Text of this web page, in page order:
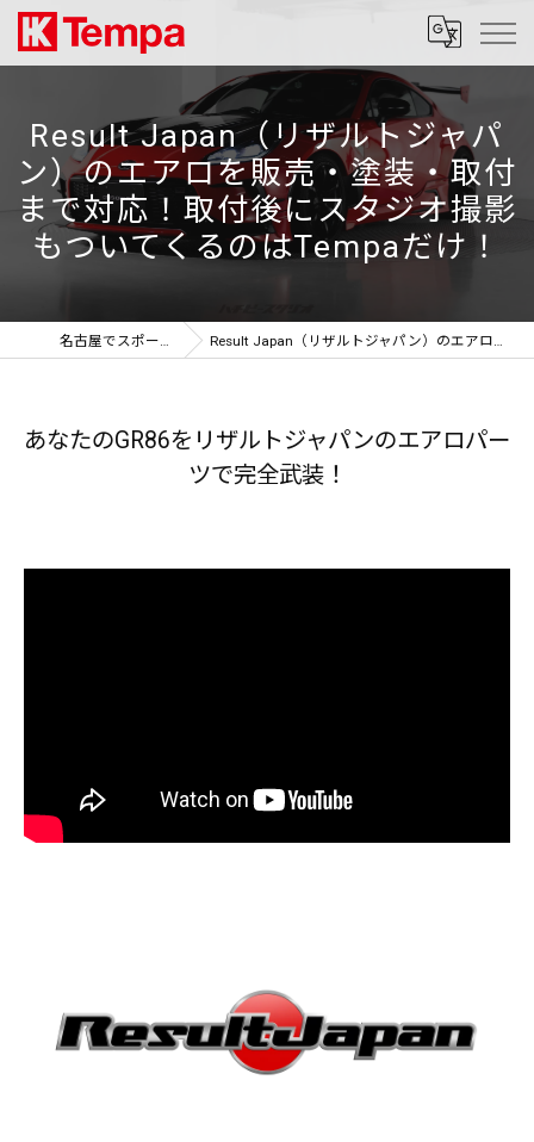
Result Japan（リザルトジャパ
ン）のエアロを販売・塗装・取付
まで対応！取付後にスタジオ撮影
もついてくるのはTempaだけ！
名古屋でスポーツカーのことなら株式会社Tempa Result Japan（リザルトジャパン）のエアロを販売・塗装・取付まで対応！取付後にスタジオ撮影もついてくるのはTempaだけ！
あなたのGR86をリザルトジャパンのエアロパー
ツで完全武装！